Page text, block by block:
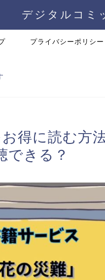
デジタルコミ
プライバシーポリシー
得に読む方
できる？